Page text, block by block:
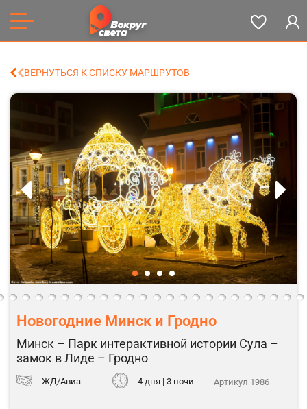
ВЕРНУТЬСЯ К СПИСКУ МАРШРУТОВ
Новогодние Минск и Гродно
Минск – Парк интерактивной истории Сула –
замок в Лиде – Гродно
ЖД/Авиа 4 дня | 3 ночи Артикул 1986